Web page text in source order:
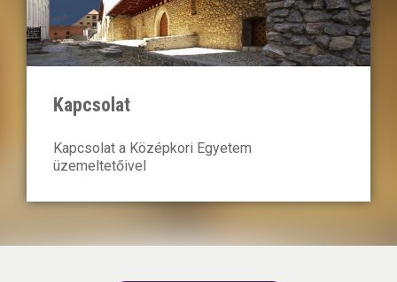
Kapcsolat
Kapcsolat a Középkori Egyetem
üzemeltetőivel